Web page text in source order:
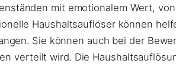
mit emotionalem Wert,
Haushaltsauflöser können
Sie können auch bei der
verteilt wird. Die